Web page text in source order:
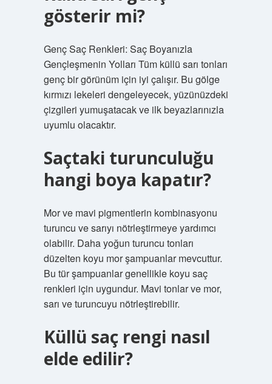
gösterir mi?
Genç Saç Renkleri: Saç Boyanızla
Gençleşmenin Yolları Tüm küllü sarı tonları
genç bir görünüm için iyi çalışır. Bu gölge
kırmızı lekeleri dengeleyecek, yüzünüzdeki
çizgileri yumuşatacak ve ilk beyazlarınızla
uyumlu olacaktır.
Saçtaki turunculuğu
hangi boya kapatır?
Mor ve mavi pigmentlerin kombinasyonu
turuncu ve sarıyı nötrleştirmeye yardımcı
olabilir. Daha yoğun turuncu tonları
düzelten koyu mor şampuanlar mevcuttur.
Bu tür şampuanlar genellikle koyu saç
renkleri için uygundur. Mavi tonlar ve mor,
sarı ve turuncuyu nötrleştirebilir.
Küllü saç rengi nasıl
elde edilir?